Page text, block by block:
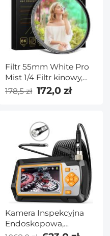
Filtr 55mm White Pro
Mist 1/4 Filtr kinowy,
filtr dyfuzyjny HD
Dreamy Soft White z
warstwowymi
Wodoodporny
Odporny na
zarysowania Seria
Nano-Xcel
178,5 zł 172,0 zł
Kamera Inspekcyjna
Endoskopowa,